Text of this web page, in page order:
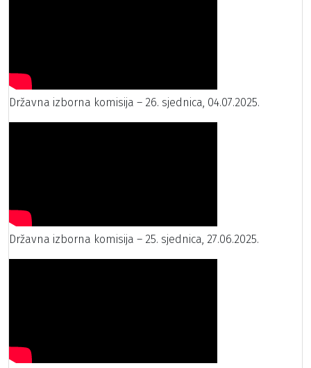
Državna izborna komisija – 26. sjednica, 04.07.2025.
Državna izborna komisija – 25. sjednica, 27.06.2025.